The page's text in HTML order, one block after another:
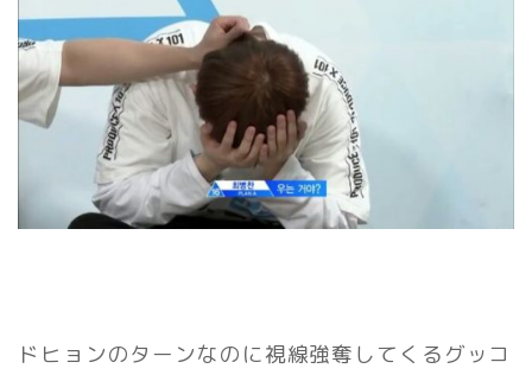
ドヒョンのターンなのに視線強奪してくるグッコ